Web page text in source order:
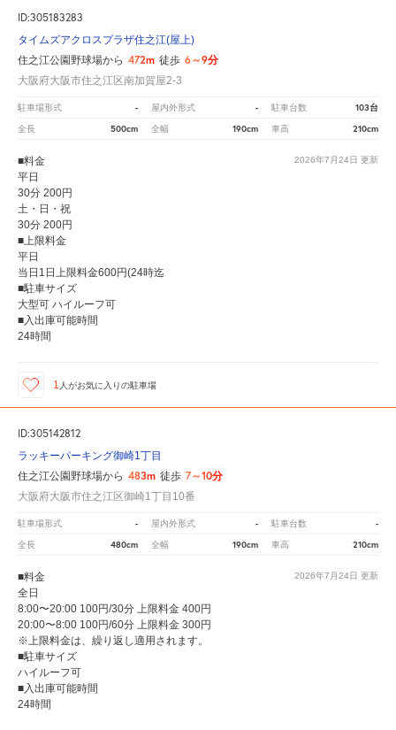
ID:305183283
タイムズアクロスプラザ住之江(屋上)
住之江公園野球場から 472m 徒歩 6～9分
大阪府大阪市住之江区南加賀屋2-3
駐車場形式 - 屋内外形式 - 駐車台数 103台
全長 500cm 全幅 190cm 車高 210cm
2026年7月24日 更新
■料金
平日
30分 200円
土・日・祝
30分 200円
■上限料金
平日
当日1日上限料金600円(24時迄
■駐車サイズ
大型可 ハイルーフ可
■入出庫可能時間
24時間
1 人がお気に入りの駐車場
ID:305142812
ラッキーパーキング御崎1丁目
住之江公園野球場から 483m 徒歩 7～10分
大阪府大阪市住之江区御崎1丁目10番
駐車場形式 - 屋内外形式 - 駐車台数 -
全長 480cm 全幅 190cm 車高 210cm
2026年7月24日 更新
■料金
全日
8:00〜20:00 100円/30分 上限料金 400円
20:00〜8:00 100円/60分 上限料金 300円
※上限料金は、繰り返し適用されます。
■駐車サイズ
ハイルーフ可
■入出庫可能時間
24時間